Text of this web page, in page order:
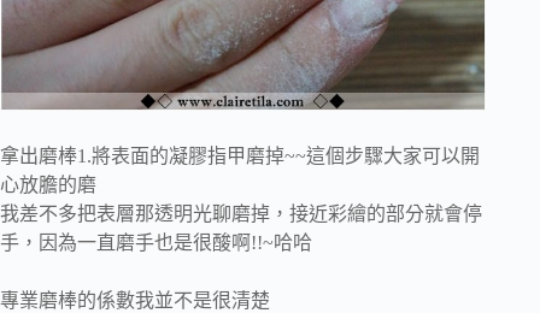
拿出磨棒1.將表面的凝膠指甲磨掉~~這個步驟大家可以開
心放膽的磨
我差不多把表層那透明光聊磨掉，接近彩繪的部分就會停
手，因為一直磨手也是很酸啊!!~哈哈
專業磨棒的係數我並不是很清楚